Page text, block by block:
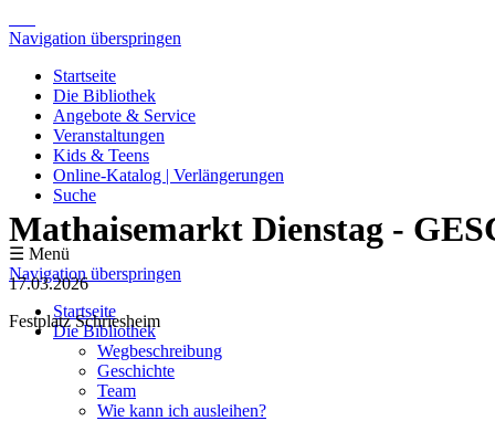
Navigation überspringen
Startseite
Die Bibliothek
Angebote & Service
Veranstaltungen
Kids & Teens
Online-Katalog | Verlängerungen
Suche
☰ Menü
Navigation überspringen
Startseite
Die Bibliothek
Wegbeschreibung
Geschichte
Team
Wie kann ich ausleihen?
Mathaisemarkt Dienstag -
17.03.2026
Festplatz Schriesheim